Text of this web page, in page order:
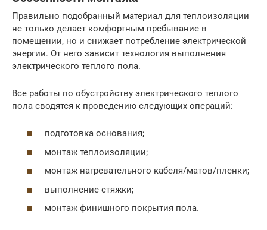
Правильно подобранный материал для теплоизоляции
не только делает комфортным пребывание в
помещении, но и снижает потребление электрической
энергии. От него зависит технология выполнения
электрического теплого пола.
Все работы по обустройству электрического теплого
пола сводятся к проведению следующих операций:
подготовка основания;
монтаж теплоизоляции;
монтаж нагревательного кабеля/матов/пленки;
выполнение стяжки;
монтаж финишного покрытия пола.